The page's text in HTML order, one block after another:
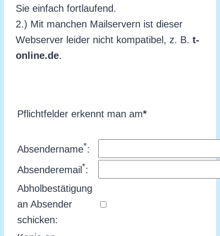
Sie einfach fortlaufend.
2.) Mit manchen Mailservern ist dieser
Webserver leider nicht kompatibel, z. B. t-
online.de.
Pflichtfelder erkennt man am*
Absendername*:
Absenderemail *:
Abholbestätigung
an Absender
schicken: